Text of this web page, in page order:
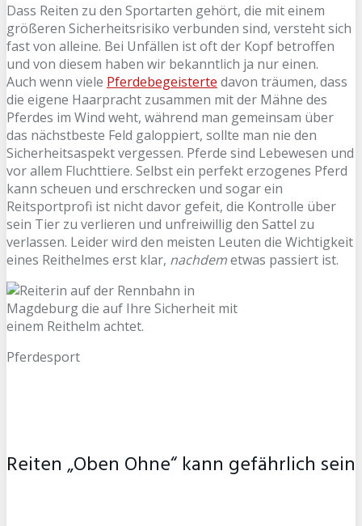
Dass Reiten zu den Sportarten gehört, die mit einem
größeren Sicherheitsrisiko verbunden sind, versteht sich
fast von alleine. Bei Unfällen ist oft der Kopf betroffen
und von diesem haben wir bekanntlich ja nur einen.
Auch wenn viele Pferdebegeisterte davon träumen, dass
die eigene Haarpracht zusammen mit der Mähne des
Pferdes im Wind weht, während man gemeinsam über
das nächstbeste Feld galoppiert, sollte man nie den
Sicherheitsaspekt vergessen. Pferde sind Lebewesen und
vor allem Fluchttiere. Selbst ein perfekt erzogenes Pferd
kann scheuen und erschrecken und sogar ein
Reitsportprofi ist nicht davor gefeit, die Kontrolle über
sein Tier zu verlieren und unfreiwillig den Sattel zu
verlassen. Leider wird den meisten Leuten die Wichtigkeit
eines Reithelmes erst klar, nachdemetwas passiert ist.
Pferdesport
Reiten „Oben Ohne“ kann gefährlich sein